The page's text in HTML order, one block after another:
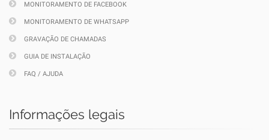
MONITORAMENTO DE FACEBOOK
MONITORAMENTO DE WHATSAPP
GRAVAÇÃO DE CHAMADAS
GUIA DE INSTALAÇÃO
FAQ / AJUDA
Informações legais